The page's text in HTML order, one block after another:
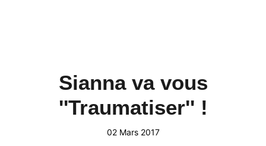
Sianna va vous
''Traumatiser'' !
02 Mars 2017